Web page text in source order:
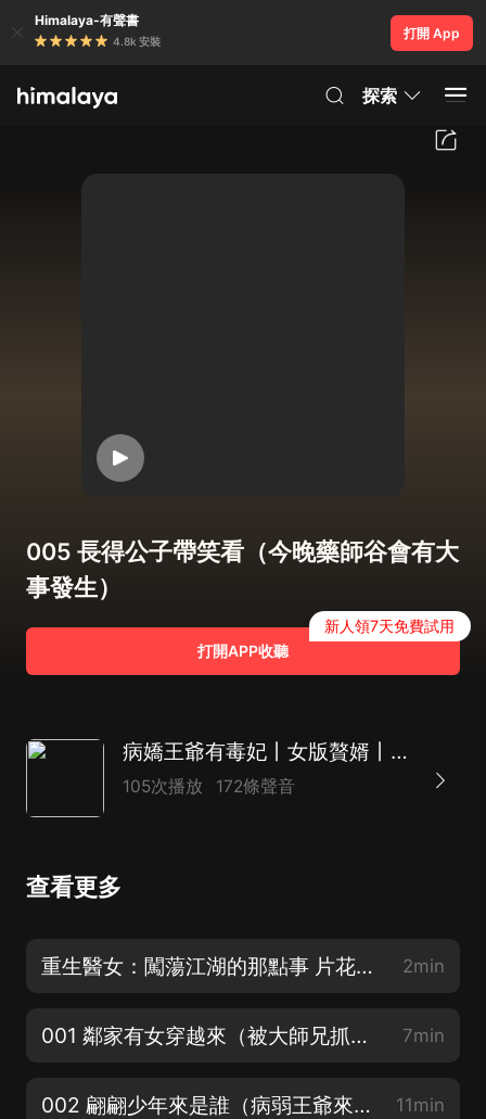
Himalaya-有聲書
4.8k 安裝
打開 App
探索
005 長得公子帶笑看（今晚藥師谷會有大
事發生）
打開APP收聽
新人領7天免費試用
病嬌王爺有毒妃丨女版贅婿丨穿越甜寵
105次播放 172條聲音
查看更多
重生醫女：闖蕩江湖的那點事 片花丨女版贅婿丨暴爽甜寵丨王爺 2min
001 鄰家有女穿越來（被大師兄抓回去了） 7min
002 翩翩少年來是誰（病弱王爺來提親？！）丨多人有聲廣播劇 11min